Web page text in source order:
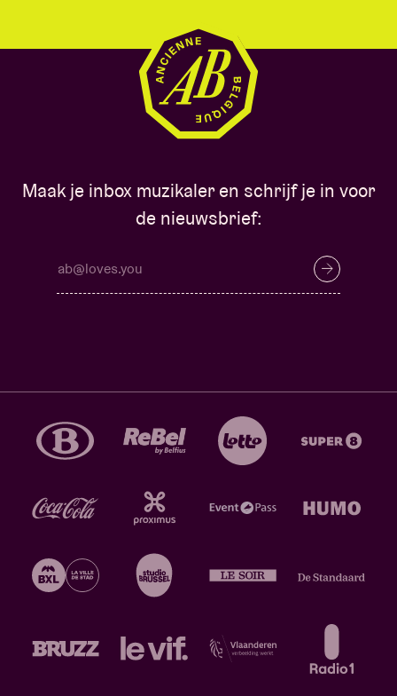
Maak je inbox muzikaler en schrijf je in voor
de nieuwsbrief: